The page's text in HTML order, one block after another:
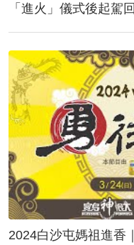
「進火」儀式後起駕
2024白沙屯媽祖進香